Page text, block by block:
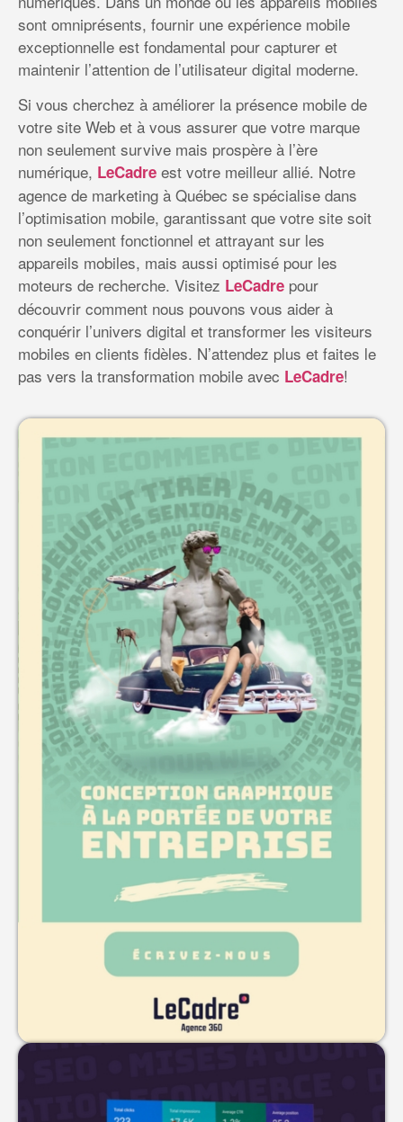
sont omniprésents, fournir une expérience mobile
exceptionnelle est fondamental pour capturer et
maintenir l’attention de l’utilisateur digital moderne.
Si vous cherchez à améliorer la présence mobile de
votre site Web et à vous assurer que votre marque
non seulement survive mais prospère à l’ère
numérique, LeCadre est votre meilleur allié. Notre
agence de marketing à Québec se spécialise dans
l’optimisation mobile, garantissant que votre site soit
non seulement fonctionnel et attrayant sur les
appareils mobiles, mais aussi optimisé pour les
moteurs de recherche. Visitez LeCadre pour
découvrir comment nous pouvons vous aider à
conquérir l’univers digital et transformer les visiteurs
mobiles en clients fidèles. N’attendez plus et faites le
pas vers la transformation mobile avec LeCadre!